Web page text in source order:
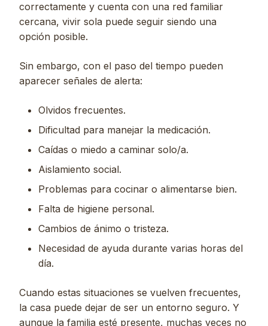
correctamente y cuenta con una red familiar
cercana, vivir sola puede seguir siendo una
opción posible.
Sin embargo, con el paso del tiempo pueden
aparecer señales de alerta:
Olvidos frecuentes.
Dificultad para manejar la medicación.
Caídas o miedo a caminar solo/a.
Aislamiento social.
Problemas para cocinar o alimentarse bien.
Falta de higiene personal.
Cambios de ánimo o tristeza.
Necesidad de ayuda durante varias horas del
día.
Cuando estas situaciones se vuelven frecuentes,
la casa puede dejar de ser un entorno seguro. Y
aunque la familia esté presente, muchas veces no